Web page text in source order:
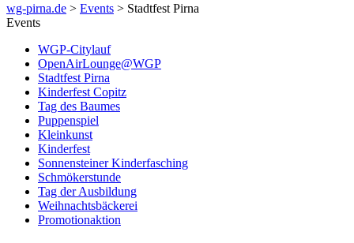
wg-pirna.de > Events > Stadtfest Pirna
Events
WGP-Citylauf
OpenAirLounge@WGP
Stadtfest Pirna
Kinderfest Copitz
Tag des Baumes
Puppenspiel
Kleinkunst
Kinderfest
Sonnensteiner Kinderfasching
Schmökerstunde
Tag der Ausbildung
Weihnachtsbäckerei
Promotionaktion